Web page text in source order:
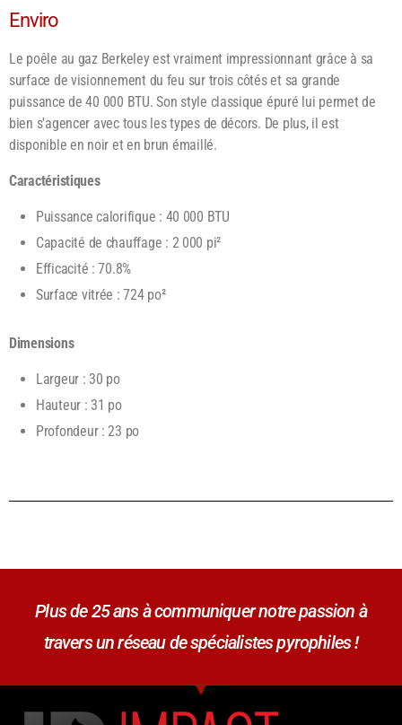
Enviro
Le poêle au gaz Berkeley est vraiment impressionnant grâce à sa
surface de visionnement du feu sur trois côtés et sa grande
puissance de 40 000 BTU. Son style classique épuré lui permet de
bien s'agencer avec tous les types de décors. De plus, il est
disponible en noir et en brun émaillé.
Caractéristiques
Puissance calorifique : 40 000 BTU
Capacité de chauffage : 2 000 pi²
Efficacité : 70.8%
Surface vitrée : 724 po²
Dimensions
Largeur : 30 po
Hauteur : 31 po
Profondeur : 23 po
Plus de 25 ans à communiquer notre passion à
travers un réseau de spécialistes pyrophiles !